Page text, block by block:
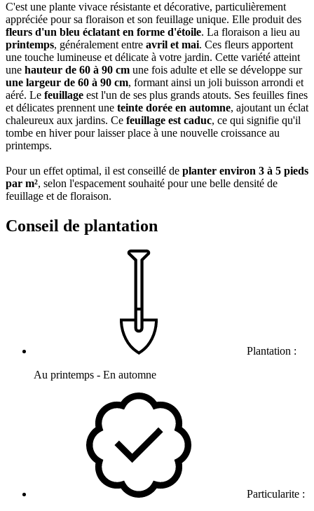
C'est une plante vivace résistante et décorative, particulièrement
appréciée pour sa floraison et son feuillage unique. Elle produit des
fleurs d'un bleu éclatant en forme d'étoile. La floraison a lieu au
printemps, généralement entre avril et mai. Ces fleurs apportent
une touche lumineuse et délicate à votre jardin. Cette variété atteint
une hauteur de 60 à 90 cm une fois adulte et elle se développe sur
une largeur de 60 à 90 cm, formant ainsi un joli buisson arrondi et
aéré. Le feuillage est l'un de ses plus grands atouts. Ses feuilles fines
et délicates prennent une teinte dorée en automne, ajoutant un éclat
chaleureux aux jardins. Ce feuillage est caduc, ce qui signifie qu'il
tombe en hiver pour laisser place à une nouvelle croissance au
printemps.
Pour un effet optimal, il est conseillé de planter environ 3 à 5 pieds
par m², selon l'espacement souhaité pour une belle densité de
feuillage et de floraison.
Conseil de plantation
Plantation :
Au printemps - En automne
Particularite :